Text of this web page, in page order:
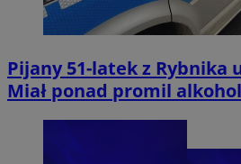
Pijany 51-latek z Rybnika
Miał ponad promil